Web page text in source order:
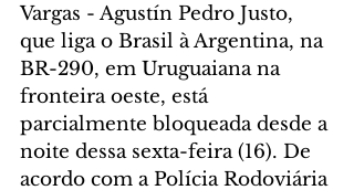
Vargas - Agustín Pedro Justo,
que liga o Brasil à Argentina, na
BR-290, em Uruguaiana na
fronteira oeste, está
parcialmente bloqueada desde a
noite dessa sexta-feira (16). De
acordo com a Polícia Rodoviária